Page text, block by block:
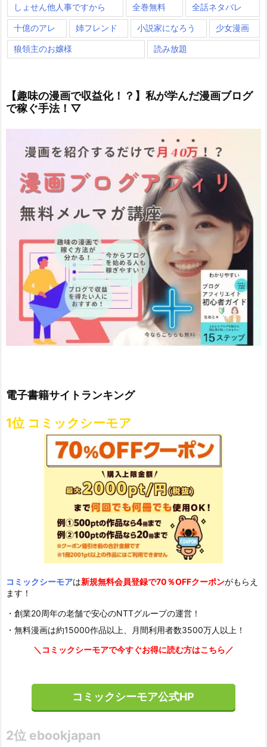
しょせん他人事ですから
全巻無料 全話ネタバレ
十億のアレ 姉フレンド 小説家になろう 少女漫画
狼領主のお嬢様 読み放題
【趣味の漫画で収益化！？】私が学んだ漫画ブログ
で稼ぐ手法！▽
電子書籍サイトランキング
1位 コミックシーモア
コミックシーモアは新規無料会員登録で70％OFFクーポンがもらえ
ます！
・創業20周年の老舗で安心のNTTグループの運営！
・無料漫画は約15000作品以上、月間利用者数3500万人以上！
＼コミックシーモアで今すぐお得に読む方はこちら／
コミックシーモア公式HP
2位 ebookjapan